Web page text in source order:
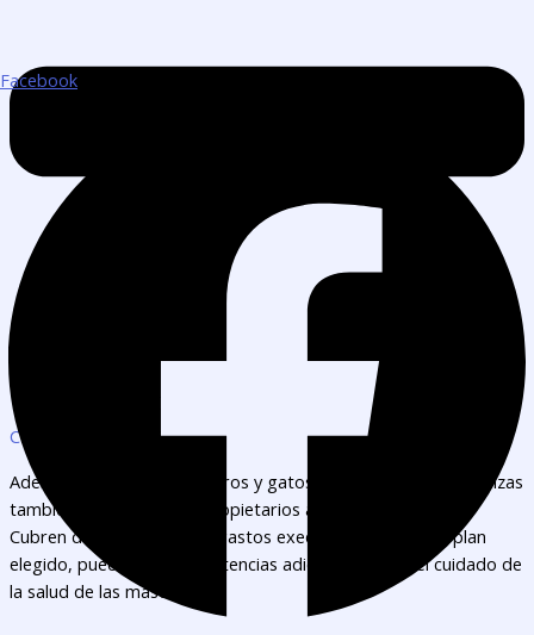
Facebook
Cobertura
Además de proteger a perros y gatos domésticos, estas pólizas
también protegen a los propietarios ante ciertos riesgos.
Cubren daños a terceros, gastos exequiales y, según el plan
elegido, pueden incluir asistencias adicionales para el cuidado de
la salud de las mascotas.